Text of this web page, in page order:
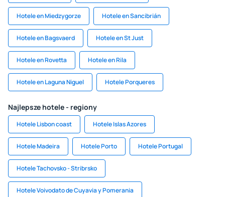
Hotele en Miedzygorze Hotele en Sancibrián
Hotele en Bagsvaerd Hotele en St Just
Hotele en Rovetta Hotele en Rila
Hotele en Laguna Niguel Hotele Porqueres
Najlepsze hotele - regiony
Hotele Lisbon coast Hotele Islas Azores
Hotele Madeira Hotele Porto Hotele Portugal
Hotele Tachovsko - Stribrsko
Hotele Voivodato de Cuyavia y Pomerania